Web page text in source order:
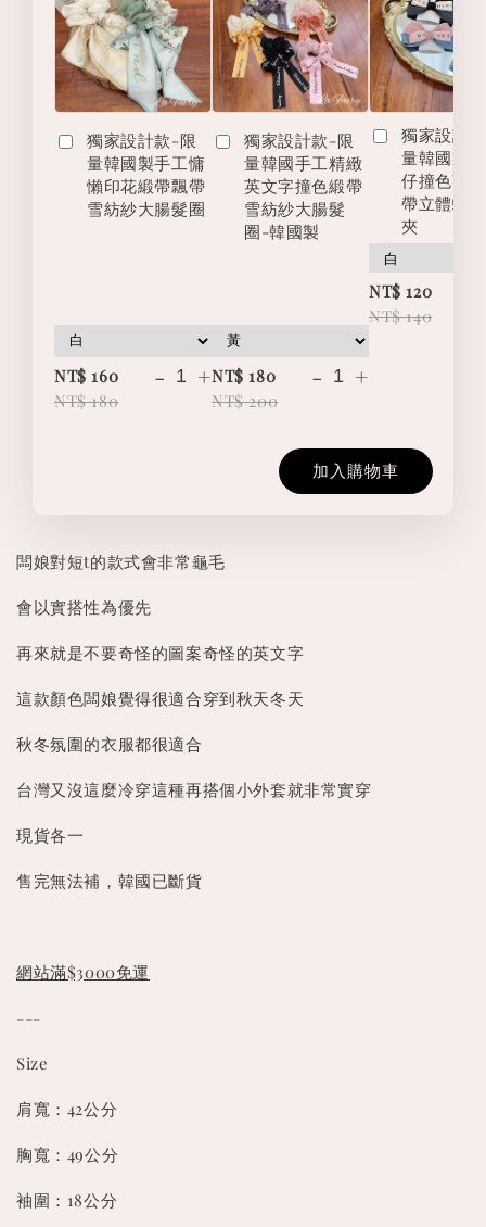
獨家設計款-限
量韓國製手工慵
懶印花緞帶飄帶
雪紡紗大腸髮圈
NT$ 160
NT$ 180
- +
獨家設計款-限
量韓國手工精緻
英文字撞色緞帶
雪紡紗大腸髮
圈-韓國製
NT$ 180
NT$ 200
- +
獨家設計
量韓國製
仔撞色英
帶立體蝴
夾
NT$ 120
NT$ 140
加入購物車
闆娘對短t的款式會非常龜毛
會以實搭性為優先
再來就是不要奇怪的圖案奇怪的英文字
這款顏色闆娘覺得很適合穿到秋天冬天
秋冬氛圍的衣服都很適合
台灣又沒這麼冷穿這種再搭個小外套就非常實穿
現貨各一
售完無法補，韓國已斷貨
網站滿$3000免運
---
Size
肩寬：42公分
胸寬：49公分
袖圍：18公分